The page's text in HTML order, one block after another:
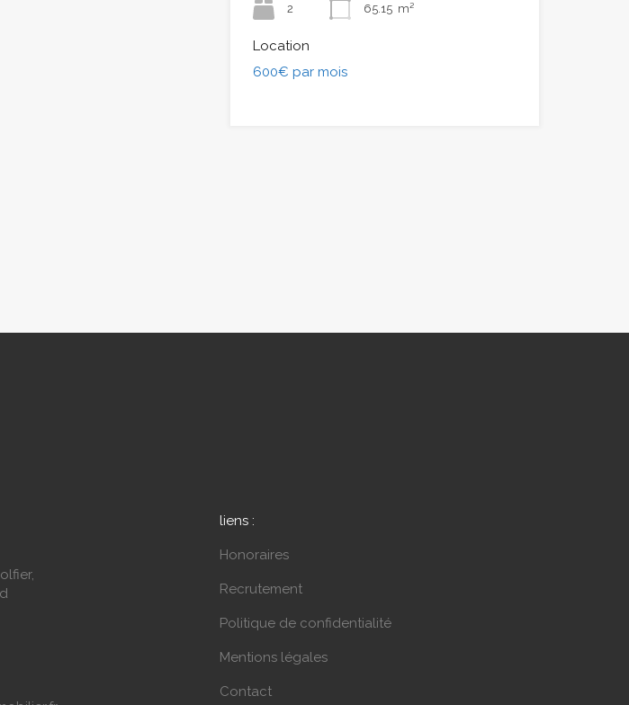
2
65.15 m²
Location
600€ par mois
liens :
Honoraires
Recrutement
Politique de confidentialité
Mentions légales
Contact